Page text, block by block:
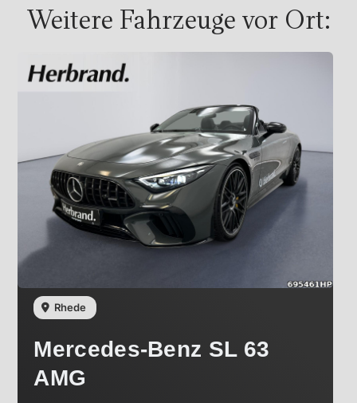
Weitere Fahrzeuge vor Ort:
Rhede
Mercedes-Benz SL 63
AMG